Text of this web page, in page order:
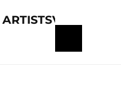
ARTISTS